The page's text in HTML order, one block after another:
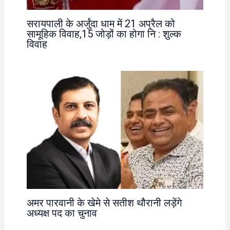
सरायपाली के अर्जुंदा धाम में 21 अप्रैल को
सामूहिक विवाह,15 जोड़ों का होगा नि : शुल्क
विवाह
अमर पारवानी के खेमे से सतीश थौरानी लड़ेंगे
अध्यक्ष पद का चुनाव